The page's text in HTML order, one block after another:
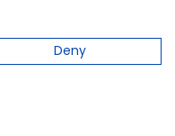
Deny